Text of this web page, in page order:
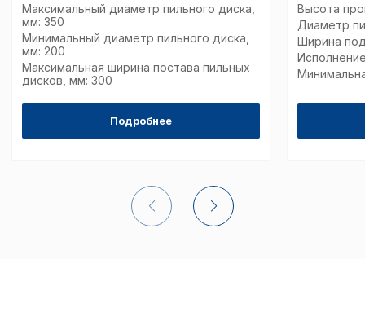
Максимальный диаметр пильного диска,
мм: 350
Минимальный диаметр пильного диска,
мм: 200
Максимальная ширина постава пильных
дисков, мм: 300
Подробнее
Высота
Диаметр
Ширина